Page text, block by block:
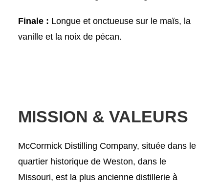
Finale : Longue et onctueuse sur le maïs, la
vanille et la noix de pécan.
MISSION & VALEURS
McCormick Distilling Company, située dans le
quartier historique de Weston, dans le
Missouri, est la plus ancienne distillerie à